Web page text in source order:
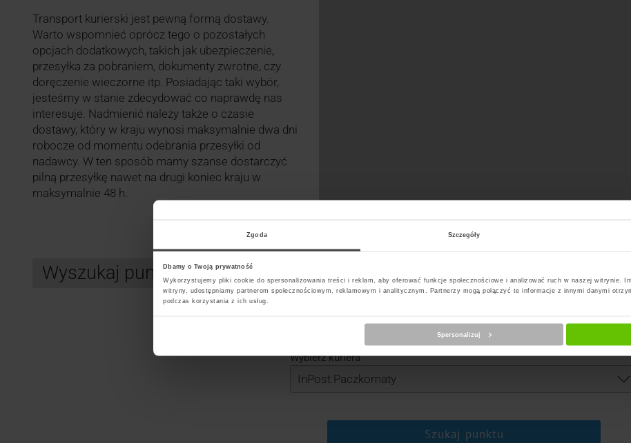
Zgoda Szczegóły
Dbamy o Twoją prywatność
Wykorzystujemy pliki cookie do spersonalizowania treści i reklam, aby oferować funkcje społecznościowe i analizować ruch w naszej witrynie.
witryny, udostępniamy partnerom społecznościowym, reklamowym i analitycznym. Partnerzy mogą połączyć te informacje z innymi danymi
podczas korzystania z ich usług.
Spersonalizuj
Transport kurierski jest pewną formą dostawy.
Warto wspomnieć oprócz tego o pozostałych
opcjach dodatkowych, takich jak ubezpieczenie,
przesyłka za pobraniem, dokumenty zwrotne, czy
doręczenie wieczorne itp. Posiadając taki wybór,
jesteśmy w stanie zdecydować co naprawdę nas
interesuje. Nadmienić należy także o czasie
dostawy, który w kraju wynosi maksymalnie dwa dni
robocze od momentu odebrania przesyłki od
nadawcy. W ten sposób mamy szanse dostarczyć
pilną przesyłkę nawet na drugi koniec kraju w
maksymalnie 48 h.
Wyszukaj punkt kurierski InPost Paczkomat
Wybierz kuriera
Szukaj punktu